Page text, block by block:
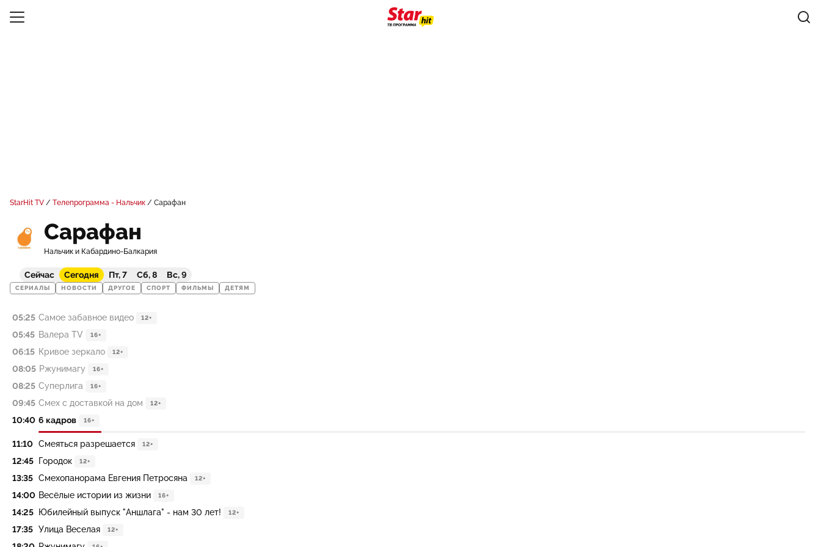
StarHit TV Телепрограмма - Нальчик Сарафан
Сарафан
Нальчик и Кабардино-Балкария
Сейчас Сегодня Пт, 7 Сб, 8 Вс, 9
СЕРИАЛЫ НОВОСТИ ДРУГОЕ СПОРТ ФИЛЬМЫ ДЕТЯМ
05:25 Самое забавное видео 12+
05:45 Валера TV 16+
06:15 Кривое зеркало 12+
08:05 Ржунимагу 16+
08:25 Суперлига 16+
09:45 Смех с доставкой на дом 12+
10:40 6 кадров 16+
11:10 Смеяться разрешается 12+
12:45 Городок 12+
13:35 Смехопанорама Евгения Петросяна 12+
14:00 Весёлые истории из жизни 16+
14:25 Юбилейный выпуск "Аншлага" - нам 30 лет! 12+
17:35 Улица Веселая 12+